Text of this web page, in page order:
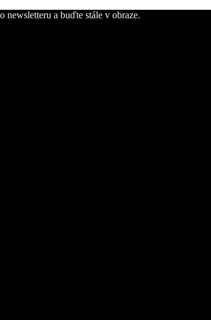
newsletteru a buďte stále v obraze.